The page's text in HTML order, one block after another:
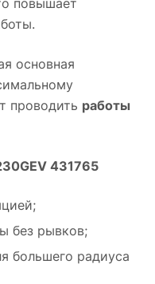
основная
проводить работы
431765
без рывков;
большего радиуса